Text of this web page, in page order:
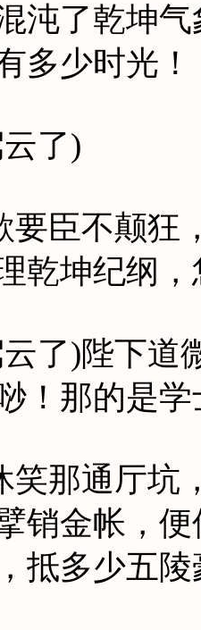
沌了乾坤
多少时光！
)
臣不颠狂
乾坤纪纲
下道微臣
！那的是
那通厅坑
销金帐，
抵多少五